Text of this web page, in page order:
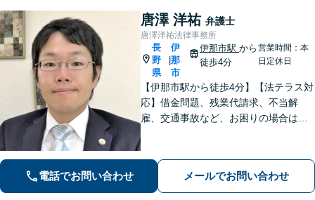
唐澤 洋祐 弁護士
唐澤洋祐法律事務所
長
野
県
|
伊
那
市
伊那市駅 から
徒歩4分
営業時間：本
日定休日
【伊那市駅から徒歩4分】【法テラス対
応】借金問題、残業代請求、不当解
雇、交通事故など、お困りの場合はす
ます!【秘密厳守】【破産管財人】
電話でお問い合わせ メールでお問い合わせ